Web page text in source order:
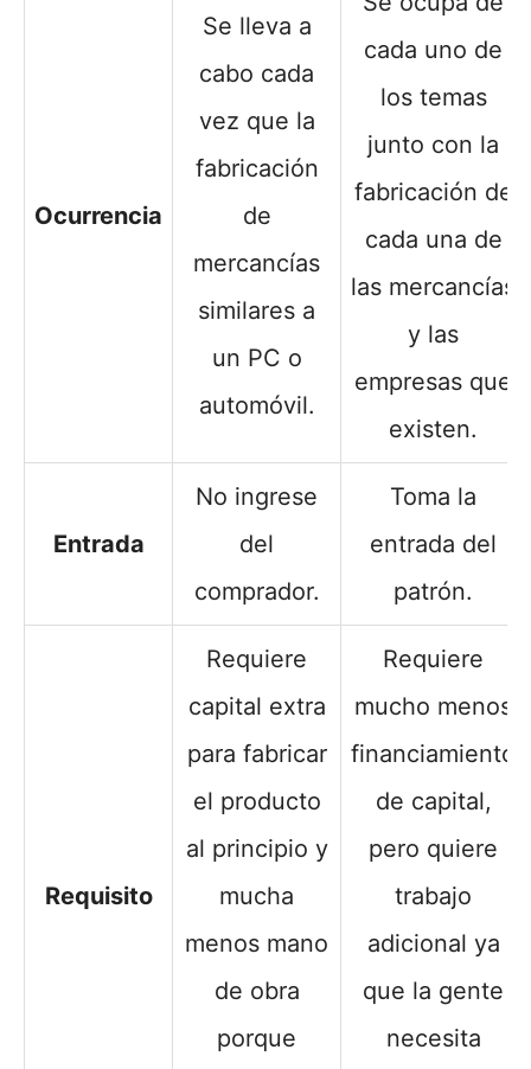
Ocurrencia
Se lleva a
cabo cada
vez que la
fabricación
de
mercancías
similares a
un PC o
automóvil.
cada uno de
los temas
junto con la
fabricación de
cada una de
las mercancías
y las
empresas que
existen.
Entrada
No ingrese
del
comprador.
Toma la
entrada del
patrón.
Requisito
Requiere
capital extra
para fabricar
el producto
al principio y
mucha
menos mano
de obra
porque
Requiere
mucho menos
financiamiento
de capital,
pero quiere
trabajo
adicional ya
que la gente
necesita